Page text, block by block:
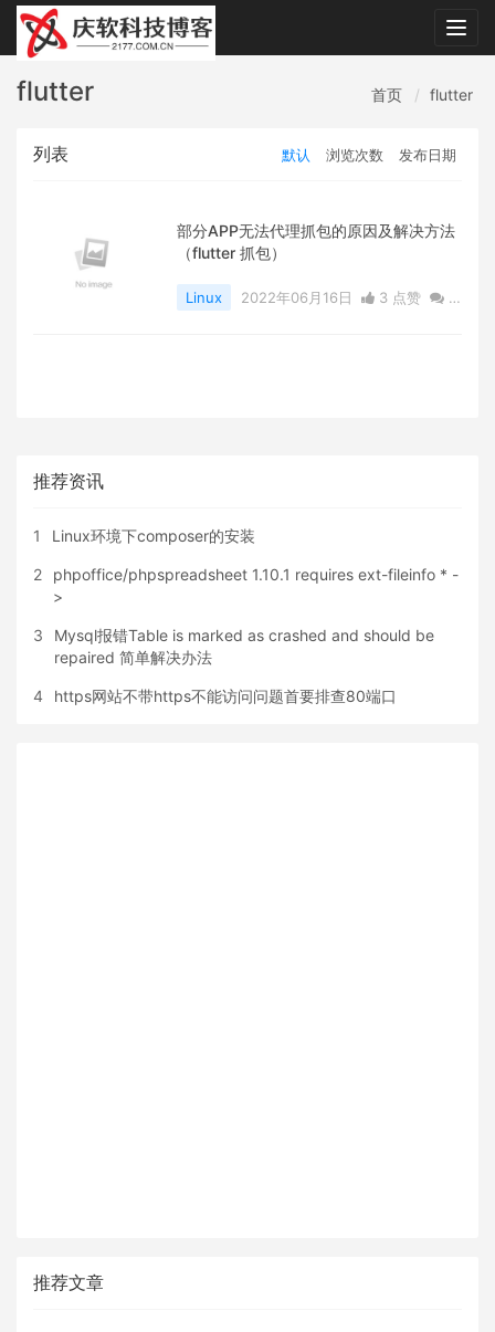
flutter 首页 flutter
列表 默认 浏览次数 发布日期
部分APP无法代理抓包的原因及解决方法
（flutter 抓包）
Linux 2022年06月16日 3 点赞
0
推荐资讯
1 Linux环境下composer的安装
2
phpoffice/phpspreadsheet 1.10.1 requires ext-fileinfo * -
>
3
Mysql报错Table is marked as crashed and should be
repaired 简单解决办法
4 https网站不带https不能访问问题首要排查80端口
推荐文章